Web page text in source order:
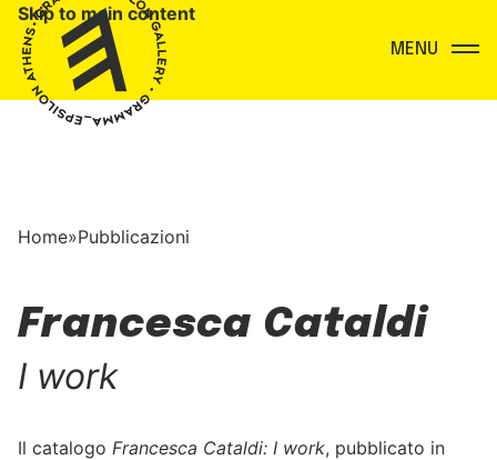
Skip to main content
Home»Pubblicazioni
Francesca Cataldi
I work
Il catalogo Francesca Cataldi: I work, pubblicato in